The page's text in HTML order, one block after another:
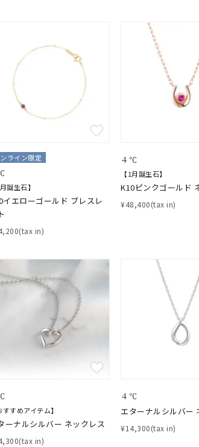
#エタニティ
ゴールド ステンレス
ホワイトカラー トリプルカラー
4月の誕生石
三石 ライン 馬蹄
星座 イニシャル リボン その他
絞り込んで検索する
ライン限定
月誕生石】
イエローゴールド ブレスレ
in)
４℃
【1月誕生石】
K10ピンクゴールド
¥48,400(tax in)
すすめアイテム】
ーナルシルバー ネックレス
in)
４℃
エターナルシルバー
¥14,300(tax in)